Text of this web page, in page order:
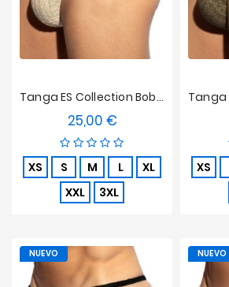
Tanga ES Collection Bobbles Edición Limitada - Beige
25,00 €Precio
XS S M L
XL
XXL
3XL
XS
NUEVO NUEVO